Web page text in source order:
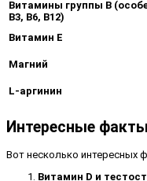
Витамины группы B
B3, B6, B12)
Витамин E
Магний
L-аргинин
Интересные факты
Вот несколько интересных
Витамин D и